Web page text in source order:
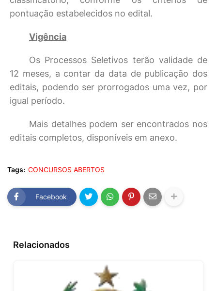
pontuação estabelecidos no edital.
Vigência
Os Processos Seletivos terão validade de
12 meses, a contar da data de publicação dos
editais, podendo ser prorrogados uma vez, por
igual período.
Mais detalhes podem ser encontrados nos
editais completos, disponíveis em anexo.
Tags: CONCURSOS ABERTOS
Facebook
Relacionados